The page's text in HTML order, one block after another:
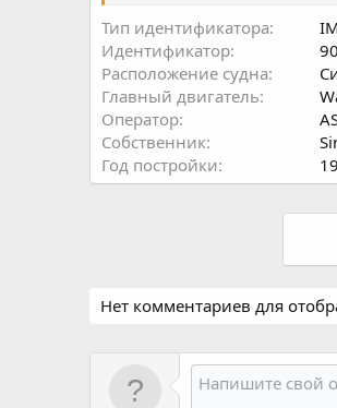
Тип идентификатора
Идентификатор
Расположение судна
Главный двигатель
Оператор
Собственник
Год постройки
Нет комментариев для